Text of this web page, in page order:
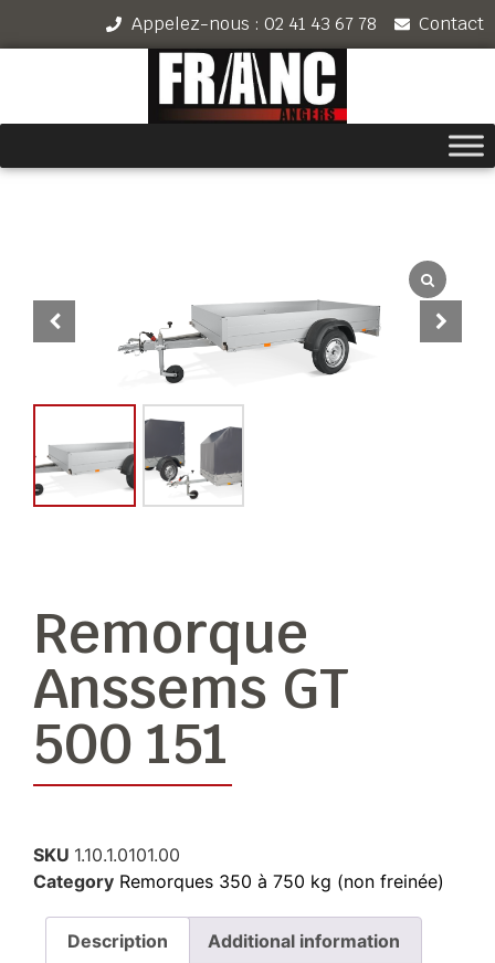
Appelez-nous : 02 41 43 67 78 Contact
Remorque
Anssems GT
500 151
SKU 1.10.1.0101.00
Category Remorques 350 à 750 kg (non freinée)
Description Additional information